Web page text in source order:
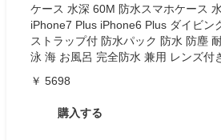
ケース 水深 60M 防水スマホケース
iPhone7 Plus iPhone6 Plus ダイビン
ストラップ付 防水パック 防水 防塵
泳 海 お風呂 完全防水 兼用 レンズ付
￥ 5698
購入する